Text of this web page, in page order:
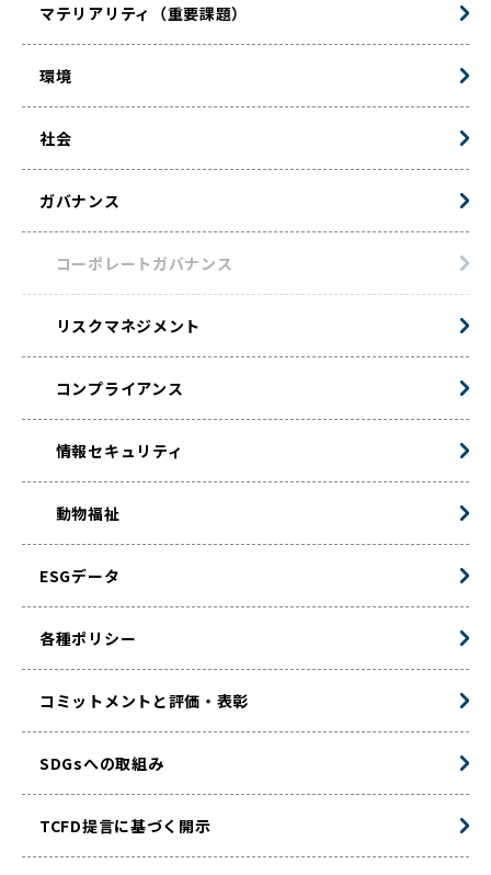
マテリアリティ（重要課題）
環境
社会
ガバナンス
コーポレートガバナンス
リスクマネジメント
コンプライアンス
情報セキュリティ
動物福祉
ESGデータ
各種ポリシー
コミットメントと評価・表彰
SDGsへの取組み
TCFD提言に基づく開示